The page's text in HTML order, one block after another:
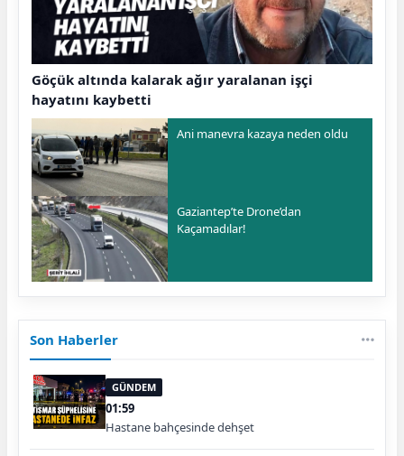
Göçük altında kalarak ağır yaralanan işçi
hayatını kaybetti
Ani manevra kazaya neden oldu
Gaziantep’te Drone’dan
Kaçamadılar!
Son Haberler
GÜNDEM
01:59
Hastane bahçesinde dehşet